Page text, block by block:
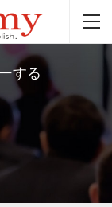
する